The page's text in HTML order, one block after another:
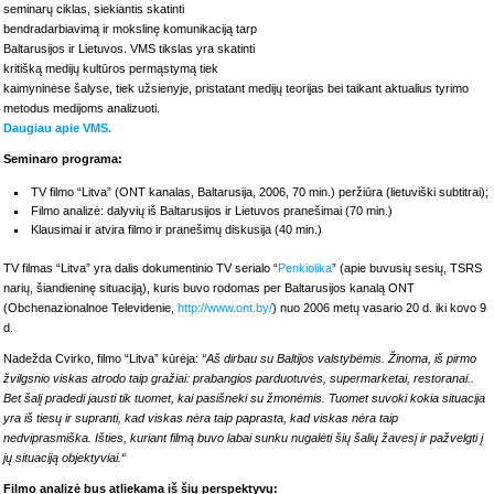
seminarų ciklas, siekiantis skatinti
bendradarbiavimą ir mokslinę komunikaciją tarp
Baltarusijos ir Lietuvos. VMS tikslas yra skatinti
kritišką medijų kultūros permąstymą tiek
kaimyninėse šalyse, tiek užsienyje, pristatant medijų teorijas bei taikant aktualius tyrimo
metodus medijoms analizuoti.
Daugiau apie VMS.
Seminaro programa:
TV filmo “Litva” (ONT kanalas, Baltarusija, 2006, 70 min.) peržiūra (lietuviški subtitrai);
Filmo analizė: dalyvių iš Baltarusijos ir Lietuvos pranešimai (70 min.)
Klausimai ir atvira filmo ir pranešimų diskusija (40 min.)
TV filmas “Litva” yra dalis dokumentinio TV serialo “Penkiolika” (apie buvusių sesių, TSRS
narių, šiandieninę situaciją), kuris buvo rodomas per Baltarusijos kanalą ONT
(Obchenazionalnoe Televidenie, http://www.ont.by/) nuo 2006 metų vasario 20 d. iki kovo 9
d.
Nadežda Cvirko, filmo “Litva” kūrėja: “Aš dirbau su Baltijos valstybėmis. Žinoma, iš pirmo
žvilgsnio viskas atrodo taip gražiai: prabangios parduotuvės, supermarketai, restoranai..
Bet šalį pradedi jausti tik tuomet, kai pasišneki su žmonėmis. Tuomet suvoki kokia situacija
yra iš tiesų ir supranti, kad viskas nėra taip paprasta, kad viskas nėra taip
nedviprasmiška. Išties, kuriant filmą buvo labai sunku nugalėti šių šalių žavesį ir pažvelgti į
jų situaciją objektyviai.“
Filmo analizė bus atliekama iš šių perspektyvų: